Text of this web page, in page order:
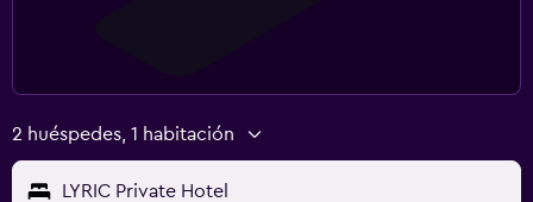
2 huéspedes, 1 habitación
LYRIC Private Hotel